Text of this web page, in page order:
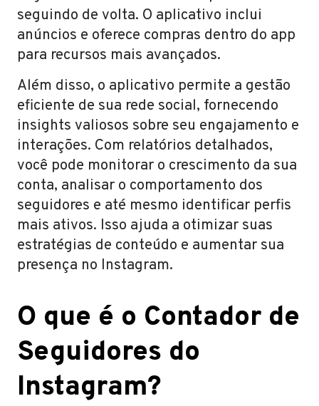
seguindo de volta. O aplicativo inclui
anúncios e oferece compras dentro do app
para recursos mais avançados.
Além disso, o aplicativo permite a gestão
eficiente de sua rede social, fornecendo
insights valiosos sobre seu engajamento e
interações. Com relatórios detalhados,
você pode monitorar o crescimento da sua
conta, analisar o comportamento dos
seguidores e até mesmo identificar perfis
mais ativos. Isso ajuda a otimizar suas
estratégias de conteúdo e aumentar sua
presença no Instagram.
O que é o Contador de
Seguidores do
Instagram?